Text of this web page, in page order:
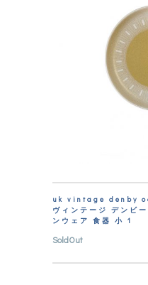
uk vintage denby
ヴィンテージ デンビ
ンウェア 食器 小 1
SoldOut